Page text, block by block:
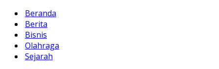
Beranda
Berita
Bisnis
Olahraga
Sejarah